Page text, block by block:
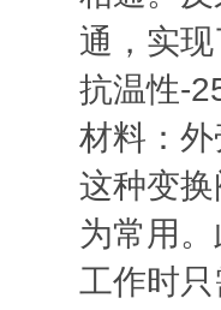
通，实
抗温性-
材料：
这种变
为常用
工作时